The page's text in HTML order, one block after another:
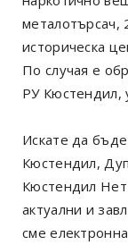
металотърсач,
историческа
По случая е
РУ Кюстендил,
Искате да
Кюстендил,
Кюстендил Нет
актуални и
сме